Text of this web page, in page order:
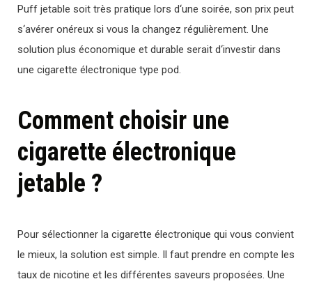
Puff jetable soit très pratique lors d‘une soirée, son prix peut
s‘avérer onéreux si vous la changez régulièrement. Une
solution plus économique et durable serait d‘investir dans
une cigarette électronique type pod.
Comment choisir une
cigarette électronique
jetable ?
Pour sélectionner la cigarette électronique qui vous convient
le mieux, la solution est simple. Il faut prendre en compte les
taux de nicotine et les différentes saveurs proposées. Une